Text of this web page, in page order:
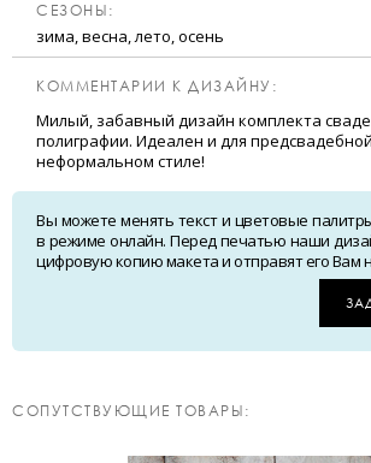
CЕЗОНЫ:
зима, весна, лето, осень
КОММЕНТАРИИ К ДИЗАЙНУ:
Милый, забавный дизайн комплекта
полиграфии. Идеален и для
неформальном стиле!
Вы можете менять текст и цветовые
в режиме онлайн. Перед печатью наши
цифровую копию макета и отправят его Вам
CОПУТСТВУЮЩИЕ ТОВАРЫ: